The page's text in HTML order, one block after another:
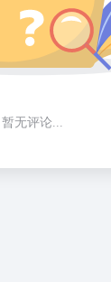
暂无评论...